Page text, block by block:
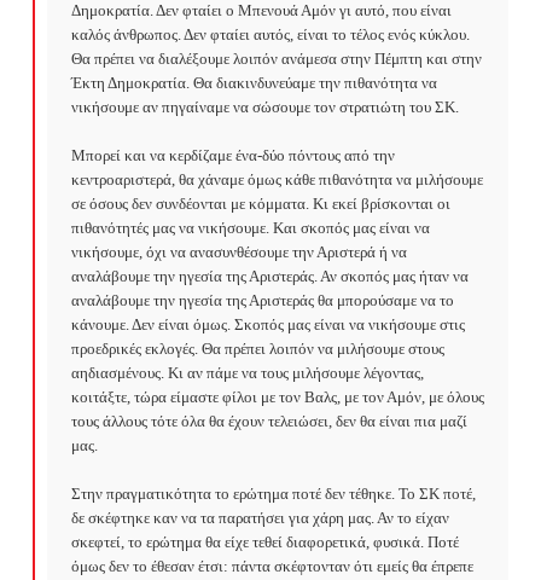
Δημοκρατία. Δεν φταίει ο Μπενουά Αμόν γι αυτό, που είναι
καλός άνθρωπος. Δεν φταίει αυτός, είναι το τέλος ενός κύκλου.
Θα πρέπει να διαλέξουμε λοιπόν ανάμεσα στην Πέμπτη και στην
Έκτη Δημοκρατία. Θα διακινδυνεύαμε την πιθανότητα να
νικήσουμε αν πηγαίναμε να σώσουμε τον στρατιώτη του ΣΚ.
Μπορεί και να κερδίζαμε ένα-δύο πόντους από την
κεντροαριστερά, θα χάναμε όμως κάθε πιθανότητα να μιλήσουμε
σε όσους δεν συνδέονται με κόμματα. Κι εκεί βρίσκονται οι
πιθανότητές μας να νικήσουμε. Και σκοπός μας είναι να
νικήσουμε, όχι να ανασυνθέσουμε την Αριστερά ή να
αναλάβουμε την ηγεσία της Αριστεράς. Αν σκοπός μας ήταν να
αναλάβουμε την ηγεσία της Αριστεράς θα μπορούσαμε να το
κάνουμε. Δεν είναι όμως. Σκοπός μας είναι να νικήσουμε στις
προεδρικές εκλογές. Θα πρέπει λοιπόν να μιλήσουμε στους
αηδιασμένους. Κι αν πάμε να τους μιλήσουμε λέγοντας,
κοιτάξτε, τώρα είμαστε φίλοι με τον Βαλς, με τον Αμόν, με όλους
τους άλλους τότε όλα θα έχουν τελειώσει, δεν θα είναι πια μαζί
μας.
Στην πραγματικότητα το ερώτημα ποτέ δεν τέθηκε. Το ΣΚ ποτέ,
δε σκέφτηκε καν να τα παρατήσει για χάρη μας. Αν το είχαν
σκεφτεί, το ερώτημα θα είχε τεθεί διαφορετικά, φυσικά. Ποτέ
όμως δεν το έθεσαν έτσι: πάντα σκέφτονταν ότι εμείς θα έπρεπε